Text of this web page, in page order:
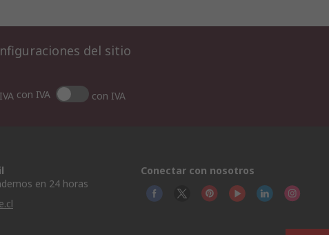
del sitio
con IVA con IVA
en 24 horas
Conectar con nosotros